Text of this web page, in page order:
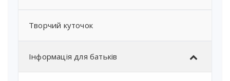
Творчий куточок
Інформація для батьків